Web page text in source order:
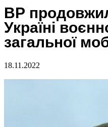
ВР
Україні
загальної
18.11.2022